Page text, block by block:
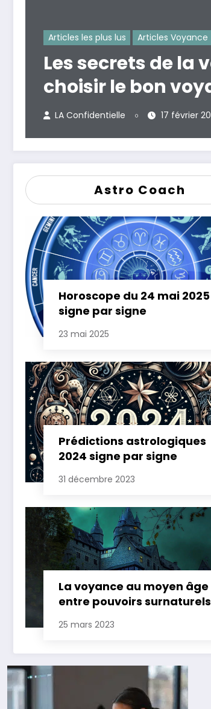
Articles les plus lus Articles Voyance
Les secrets de la
choisir le bon
LA Confidentielle 17 février
Astro Coach
Horoscope du 24 mai
signe par signe
23 mai 2025
Prédictions astrologiques
2024 signe par signe
31 décembre 2023
La voyance au moyen âge
entre pouvoirs surnaturels
25 mars 2023